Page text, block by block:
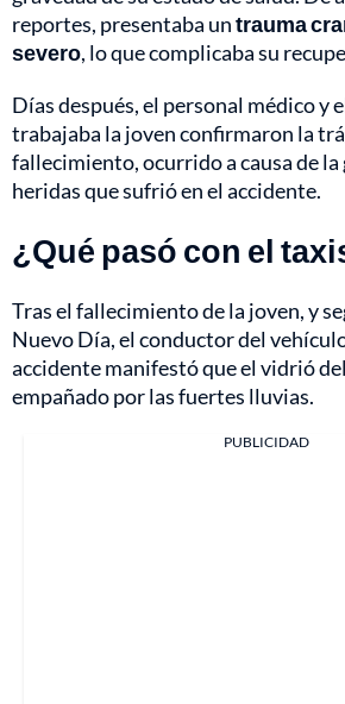
reportes, presentaba untrauma
severo, lo que complicaba su
Días después, el personal médico y
trabajaba la joven confirmaron la
fallecimiento, ocurrido a causa de la
heridas que sufrió en el accidente.
¿Qué pasó con el
Tras el fallecimiento de la joven, y
Nuevo Día, el conductor del
accidente manifestó que el vidrió
empañado por las fuertes lluvias.
PUBLICIDAD